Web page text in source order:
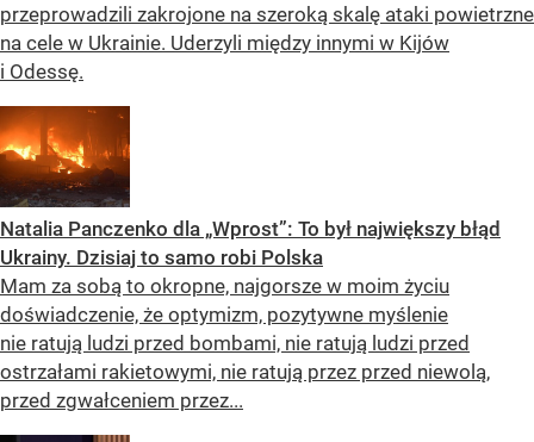
przeprowadzili zakrojone na szeroką skalę ataki powietrzne
na cele w Ukrainie. Uderzyli między innymi w Kijów
i Odessę.
Natalia Panczenko dla „Wprost”: To był największy błąd
Ukrainy. Dzisiaj to samo robi Polska
Mam za sobą to okropne, najgorsze w moim życiu
doświadczenie, że optymizm, pozytywne myślenie
nie ratują ludzi przed bombami, nie ratują ludzi przed
ostrzałami rakietowymi, nie ratują przez przed niewolą,
przed zgwałceniem przez...